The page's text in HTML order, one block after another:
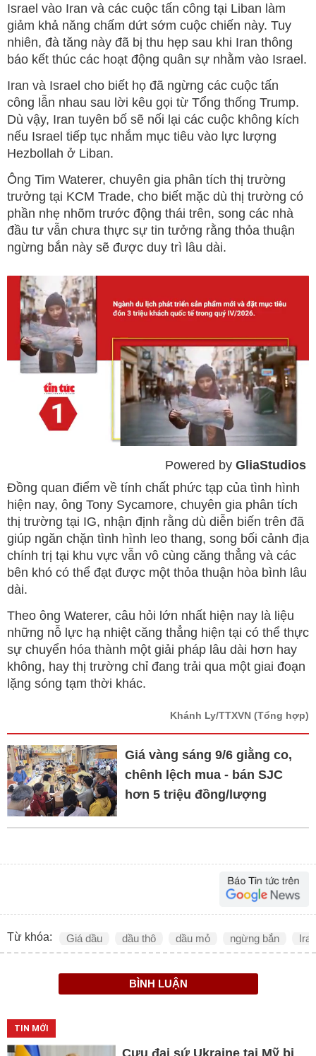
Israel vào Iran và các cuộc tấn công tại Liban làm
giảm khả năng chấm dứt sớm cuộc chiến này. Tuy
nhiên, đà tăng này đã bị thu hẹp sau khi Iran thông
báo kết thúc các hoạt động quân sự nhằm vào Israel.
Iran và Israel cho biết họ đã ngừng các cuộc tấn
công lẫn nhau sau lời kêu gọi từ Tổng thống Trump.
Dù vậy, Iran tuyên bố sẽ nối lại các cuộc không kích
nếu Israel tiếp tục nhắm mục tiêu vào lực lượng
Hezbollah ở Liban.
Ông Tim Waterer, chuyên gia phân tích thị trường
trưởng tại KCM Trade, cho biết mặc dù thị trường có
phần nhẹ nhõm trước động thái trên, song các nhà
đầu tư vẫn chưa thực sự tin tưởng rằng thỏa thuận
ngừng bắn này sẽ được duy trì lâu dài.
Powered by GliaStudios
Đồng quan điểm về tính chất phức tạp của tình hình
hiện nay, ông Tony Sycamore, chuyên gia phân tích
thị trường tại IG, nhận định rằng dù diễn biến trên đã
giúp ngăn chặn tình hình leo thang, song bối cảnh địa
chính trị tại khu vực vẫn vô cùng căng thẳng và các
bên khó có thể đạt được một thỏa thuận hòa bình lâu
dài.
Theo ông Waterer, câu hỏi lớn nhất hiện nay là liệu
những nỗ lực hạ nhiệt căng thẳng hiện tại có thể thực
sự chuyển hóa thành một giải pháp lâu dài hơn hay
không, hay thị trường chỉ đang trải qua một giai đoạn
lặng sóng tạm thời khác.
Khánh Ly/TTXVN (Tổng hợp)
Giá vàng sáng 9/6 giằng co,
chênh lệch mua - bán SJC
hơn 5 triệu đồng/lượng
Từ khóa: Giá dầu dầu thô dầu mỏ ngừng bắn Iran
BÌNH LUẬN
TIN MỚI